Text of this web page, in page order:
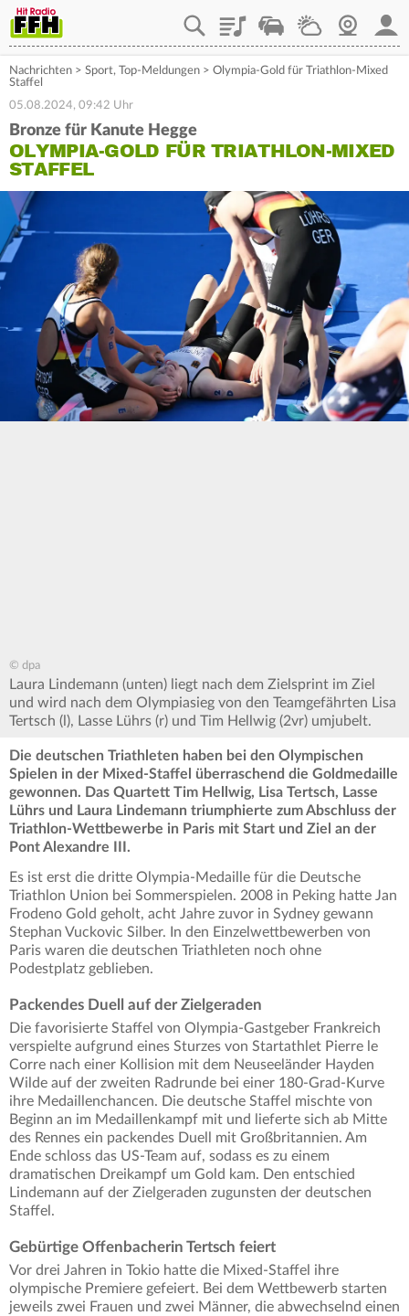
PlaylistStaupilotWetterWebcam
Nachrichten > Sport, Top-Meldungen > Olympia-Gold für Triathlon-Mixed
Staffel
05.08.2024, 09:42 Uhr
Bronze für Kanute Hegge
OLYMPIA-GOLD FÜR TRIATHLON-MIXED
STAFFEL
© dpa
Laura Lindemann (unten) liegt nach dem Zielsprint im Ziel
und wird nach dem Olympiasieg von den Teamgefährten Lisa
Tertsch (l), Lasse Lührs (r) und Tim Hellwig (2vr) umjubelt.
Die deutschen Triathleten haben bei den Olympischen
Spielen in der Mixed-Staffel überraschend die Goldmedaille
gewonnen. Das Quartett Tim Hellwig, Lisa Tertsch, Lasse
Lührs und Laura Lindemann triumphierte zum Abschluss der
Triathlon-Wettbewerbe in Paris mit Start und Ziel an der
Pont Alexandre III.
Es ist erst die dritte Olympia-Medaille für die Deutsche
Triathlon Union bei Sommerspielen. 2008 in Peking hatte Jan
Frodeno Gold geholt, acht Jahre zuvor in Sydney gewann
Stephan Vuckovic Silber. In den Einzelwettbewerben von
Paris waren die deutschen Triathleten noch ohne
Podestplatz geblieben.
Packendes Duell auf der Zielgeraden
Die favorisierte Staffel von Olympia-Gastgeber Frankreich
verspielte aufgrund eines Sturzes von Startathlet Pierre le
Corre nach einer Kollision mit dem Neuseeländer Hayden
Wilde auf der zweiten Radrunde bei einer 180-Grad-Kurve
ihre Medaillenchancen. Die deutsche Staffel mischte von
Beginn an im Medaillenkampf mit und lieferte sich ab Mitte
des Rennes ein packendes Duell mit Großbritannien. Am
Ende schloss das US-Team auf, sodass es zu einem
dramatischen Dreikampf um Gold kam. Den entschied
Lindemann auf der Zielgeraden zugunsten der deutschen
Staffel.
Gebürtige Offenbacherin Tertsch feiert
Vor drei Jahren in Tokio hatte die Mixed-Staffel ihre
olympische Premiere gefeiert. Bei dem Wettbewerb starten
jeweils zwei Frauen und zwei Männer, die abwechselnd einen